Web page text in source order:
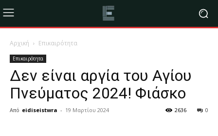
Αρχική Επικαιρότητα
Επικαιρότητα
Δεν είναι αργία του Αγίου
Πνεύματος 2024! Φιάσκο
Από eidiseistwra - 19 Μαρτίου 2024 0
2636